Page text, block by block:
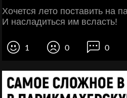
Хочется лето поставить на
И насладиться им всласть!
1 0 0